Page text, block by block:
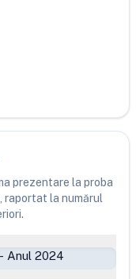
prezentare la proba
raportat la numărul
- Anul 2024